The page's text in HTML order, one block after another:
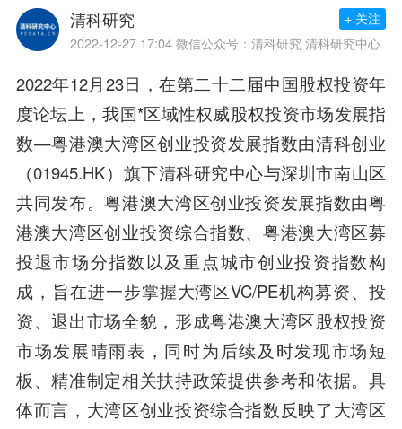
清科研究
2022-12-27 17:04 微信公众号：清科研究 清科研究中心
+ 关注
2022年12月23日，在第二十二届中国股权投资年
度论坛上，我国*区域性权威股权投资市场发展指
数—粤港澳大湾区创业投资发展指数由清科创业
（01945.HK）旗下清科研究中心与深圳市南山区
共同发布。粤港澳大湾区创业投资发展指数由粤
港澳大湾区创业投资综合指数、粤港澳大湾区募
投退市场分指数以及重点城市创业投资指数构
成，旨在进一步掌握大湾区VC/PE机构募资、投
资、退出市场全貌，形成粤港澳大湾区股权投资
市场发展晴雨表，同时为后续及时发现市场短
板、精准制定相关扶持政策提供参考和依据。具
体而言，大湾区创业投资综合指数反映了大湾区